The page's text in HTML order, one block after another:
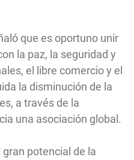
que es oportuno unir
la paz, la seguridad y
el libre comercio y el
la disminución de la
a través de la
una asociación global.
potencial de la